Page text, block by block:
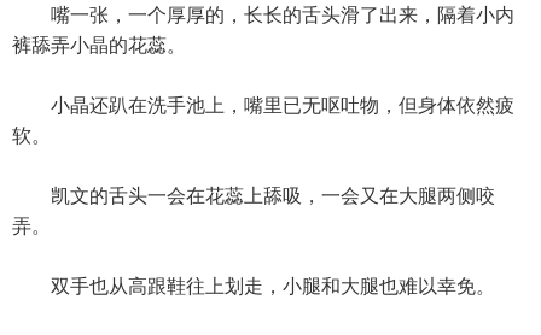
嘴一张，一个厚厚的，长长的舌头滑了出来，隔着小内
裤舔弄小晶的花蕊。
小晶还趴在洗手池上，嘴里已无呕吐物，但身体依然疲
软。
凯文的舌头一会在花蕊上舔吸，一会又在大腿两侧咬
弄。
双手也从高跟鞋往上划走，小腿和大腿也难以幸免。